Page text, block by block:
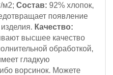
м2; Состав: 92% хлопок,
появление
Качество:
высшее качество
обработкой,
гладкую
ворсинок. Можете